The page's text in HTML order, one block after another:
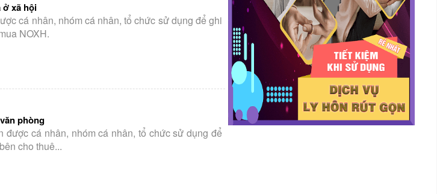
ở xã hội
cá nhân, nhóm cá nhân, tổ chức sử dụng để ghi
NOXH.
phòng
cá nhân, nhóm cá nhân, tổ chức sử dụng để
cho thuê...